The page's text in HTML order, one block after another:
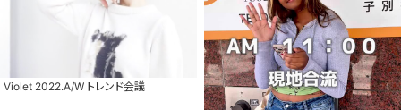
Violet 2022.A/W トレンド会議